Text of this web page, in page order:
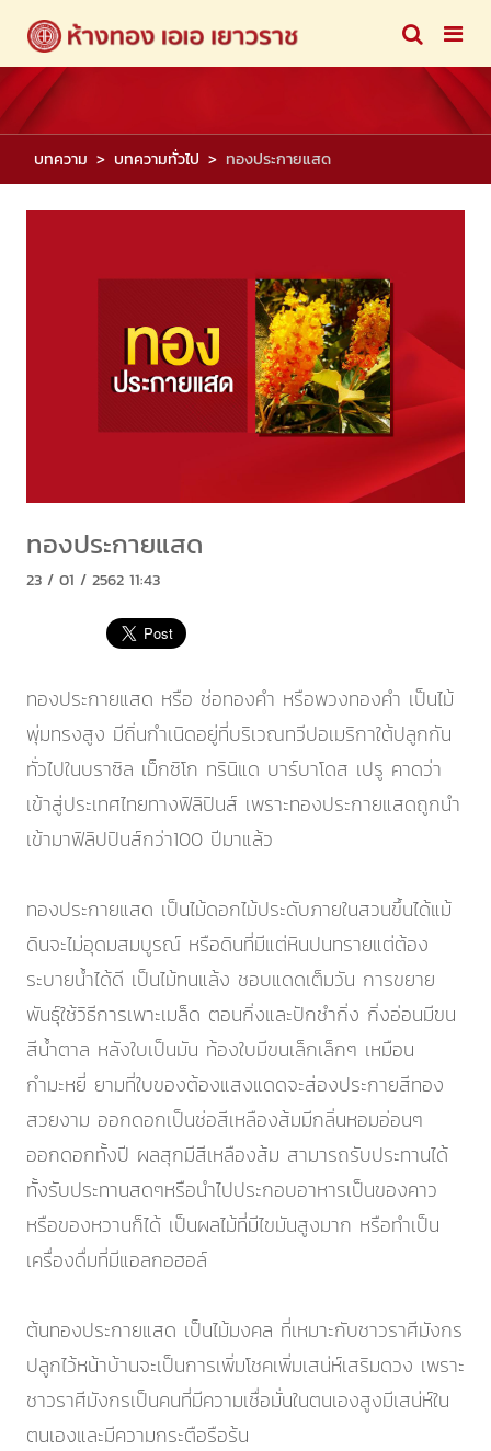
บทความ บทความทั่วไป ทองประกายแสด
ทองประกายแสด
23 / 01 / 2562 11:43
ทองประกายแสด หรือ ช่อทองคำ หรือพวงทองคำ เป็นไม้
พุ่มทรงสูง มีถิ่นกำเนิดอยู่ที่บริเวณทวีปอเมริกาใต้ปลูกกัน
ทั่วไปในบราซิล เม็กซิโก ทรินิแด บาร์บาโดส เปรู คาดว่า
เข้าสู่ประเทศไทยทางฟิลิปินส์ เพราะทองประกายแสดถูกนำ
เข้ามาฟิลิปปินส์กว่า100 ปีมาแล้ว
ทองประกายแสด เป็นไม้ดอกไม้ประดับภายในสวนขึ้นได้แม้
ดินจะไม่อุดมสมบูรณ์ หรือดินที่มีแต่หินปนทรายแต่ต้อง
ระบายน้ำได้ดี เป็นไม้ทนแล้ง ชอบแดดเต็มวัน การขยาย
พันธุ์ใช้วิธีการเพาะเมล็ด ตอนกิ่งและปักชำกิ่ง กิ่งอ่อนมีขน
สีน้ำตาล หลังใบเป็นมัน ท้องใบมีขนเล็กเล็กๆ เหมือน
กำมะหยี่ ยามที่ใบของต้องแสงแดดจะส่องประกายสีทอง
สวยงาม ออกดอกเป็นช่อสีเหลืองส้มมีกลิ่นหอมอ่อนๆ
ออกดอกทั้งปี ผลสุกมีสีเหลืองส้ม สามารถรับประทานได้
ทั้งรับประทานสดๆหรือนำไปประกอบอาหารเป็นของคาว
หรือของหวานก็ได้ เป็นผลไม้ที่มีไขมันสูงมาก หรือทำเป็น
เครื่องดื่มที่มีแอลกอฮอล์
ต้นทองประกายแสด เป็นไม้มงคล ที่เหมาะกับชาวราศีมังกร
ปลูกไว้หน้าบ้านจะเป็นการเพิ่มโชคเพิ่มเสน่ห์เสริมดวง เพราะ
ชาวราศีมังกรเป็นคนที่มีความเชื่อมั่นในตนเองสูงมีเสน่ห์ใน
ตนเองและมีความกระตือรือร้น